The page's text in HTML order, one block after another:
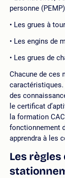
personne
Les grues à
Les engins de
Les grues de
Chacune de ces
des
le certificat
la formation
fonctionnement
apprendra à les
Les